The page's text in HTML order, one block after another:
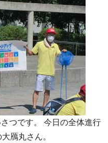
つです。 今日の全体進行
鴈丸さん。